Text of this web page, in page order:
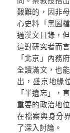
艱難的，因非
心史料「黑圖
過漢文目錄，
這對研究者而
「北京」內務
全讀滿文，也
出，盛京地緣
「半遺忘」，
重要的政治地
在檔案與身分
了深入討論。